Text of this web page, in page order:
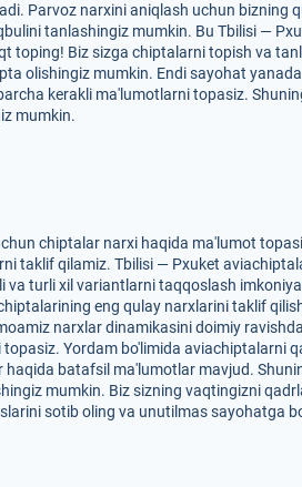
Parvoz narxini aniqlash uchun bizning
tanlashingiz mumkin. Bu Tbilisi —
toping! Biz sizga chiptalarni topish va
olishingiz mumkin. Endi sayohat
kerakli ma'lumotlarni topasiz.
mumkin.
chiptalar narxi haqida ma'lumot
taklif qilamiz. Tbilisi — Pxuket
turli xil variantlarni taqqoslash
eng qulay narxlarini taklif
narxlar dinamikasini doimiy
Yordam bo'limida aviachiptalarni
batafsil ma'lumotlar mavjud.
mumkin. Biz sizning vaqtingizni
sotib oling va unutilmas sayohatga